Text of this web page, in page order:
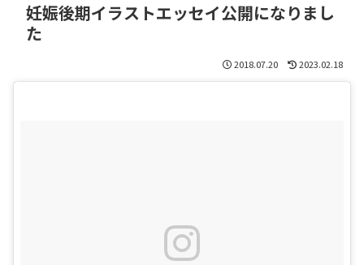
妊娠後期イラストエッセイ公開になりまし
た
2018.07.20 2023.02.18